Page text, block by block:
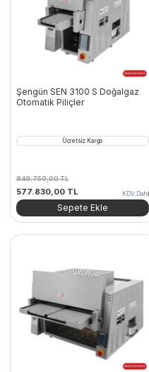
Şengün SEN 3100 S Doğalgaz
Otomatik Piliçler
Ücretsiz Kargo
849.750,00TL
Orijinal
fiyat:
849.750,00 TL.
577.830,00 TL
andaki
fiyat:
KDV Dahil
Sepete Ekle